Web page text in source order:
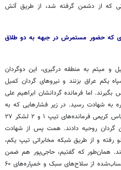
که از دشمن گرفته شد، از طریق آتش
که حضور مستمرش در جبهه به دو طلاق
و میثم به منطقه درگیری، این دوگردان
به قلب قرارگاه لشکر ۴ سپاه یکم عراق بزنند و نیروهای گردان کمیل
را از دشمن پس بگیرند. اما فرمانده گردانشان ابراهیم علی
به شهادت رسید. در زیر فشارهایی که به
گردان کمیل آمد، اکبر حاجی پور و عباس کریمی فرمانده‌های تیپ ۱ و ۲ لشکر ۲۷
گردان روحیه دادند. همت پس از شهادت
و از طریق شبکه مخابراتی تیپ یکم،
همان‌طور که گفتیم، حاجی‌پور هم ضمن
رفتن به منطقه درگیری، خط آتشی حساب‌شده از سلاح‌های سبک و خمپاره‌های ۶۰